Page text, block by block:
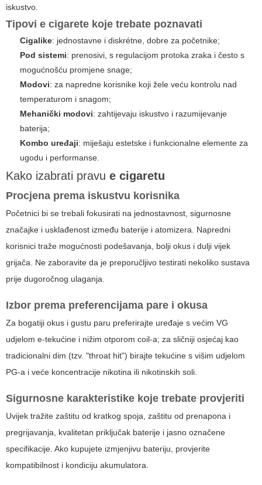
iskustvo.
Tipovi e cigarete koje trebate poznavati
Cigalike: jednostavne i diskrétne, dobre za početnike;
Pod sistemi: prenosivi, s regulacijom protoka zraka i često s
mogućnošću promjene snage;
Modovi: za napredne korisnike koji žele veću kontrolu nad
temperaturom i snagom;
Mehanički modovi: zahtijevaju iskustvo i razumijevanje
baterija;
Kombo uređaji: miješaju estetske i funkcionalne elemente za
ugodu i performanse.
Kako izabrati pravu e cigaretu
Procjena prema iskustvu korisnika
Početnici bi se trebali fokusirati na jednostavnost, sigurnosne
značajke i usklađenost između baterije i atomizera. Napredni
korisnici traže mogućnosti podešavanja, bolji okus i dulji vijek
grijača. Ne zaboravite da je preporučljivo testirati nekoliko sustava
prije dugoročnog ulaganja.
Izbor prema preferencijama pare i okusa
Za bogatiji okus i gustu paru preferirajte uređaje s većim VG
udjelom e-tekućine i nižim otporom coil-a; za sličniji osjećaj kao
tradicionalni dim (tzv. "throat hit") birajte tekućine s višim udjelom
PG-a i veće koncentracije nikotina ili nikotinskih soli.
Sigurnosne karakteristike koje trebate provjeriti
Uvijek tražite zaštitu od kratkog spoja, zaštitu od prenapona i
pregrijavanja, kvalitetan priključak baterije i jasno označene
specifikacije. Ako kupujete izmjenjivu bateriju, provjerite
kompatibilnost i kondiciju akumulatora.